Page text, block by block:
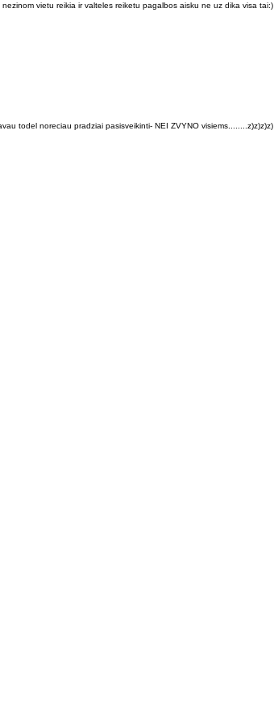
vietu reikia ir valteles reiketu pagalbos aisku ne uz dika visa tai:)
todel noreciau pradziai pasisveikinti- NEI ZVYNO visiems........z)z)z)z)